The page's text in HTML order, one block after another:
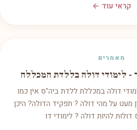
קראי עוד ←
מאמרים
- לימודי דולה בללדת המכללה
דולה במכללת ללדת ביה"ס אין כמו
מעט על מהי דולה ? תפקיד הדולה? היכן
להיות דולה ? לימודי דו